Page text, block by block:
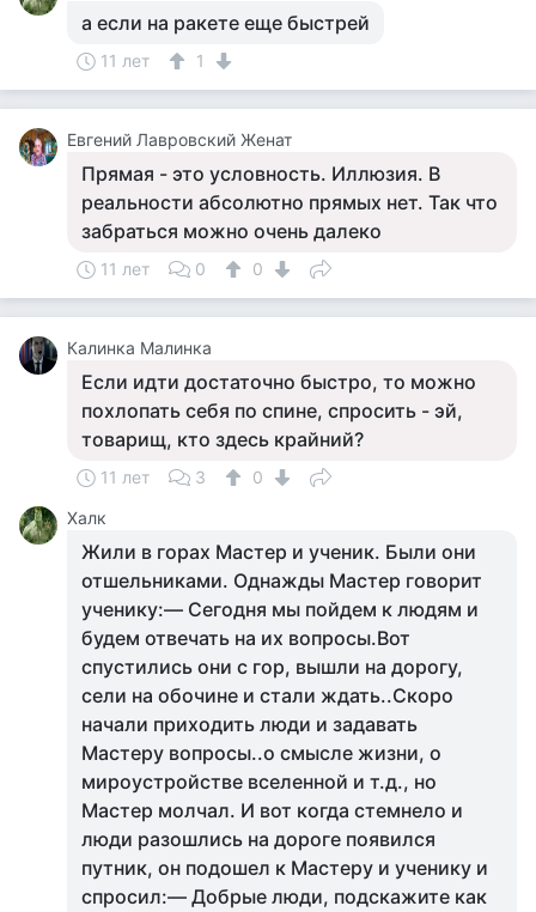
а если на ракете еще быстрей
11 лет 1
Евгений Лавровский Женат
Прямая - это условность. Иллюзия. В
реальности абсолютно прямых нет. Так что
забраться можно очень далеко
11 лет 0 0
Калинка Малинка
Если идти достаточно быстро, то можно
похлопать себя по спине, спросить - эй,
товарищ, кто здесь крайний?
11 лет 3
0
Халк
Жили в горах Мастер и ученик. Были они
отшельниками. Однажды Мастер говорит
ученику:— Сегодня мы пойдем к людям и
будем отвечать на их вопросы.Вот
спустились они с гор, вышли на дорогу,
сели на обочине и стали ждать..Скоро
начали приходить люди и задавать
Мастеру вопросы..о смысле жизни, о
мироустройстве вселенной и т.д., но
Мастер молчал. И вот когда стемнело и
люди разошлись на дороге появился
путник, он подошел к Мастеру и ученику и
спросил:— Добрые люди, подскажите как